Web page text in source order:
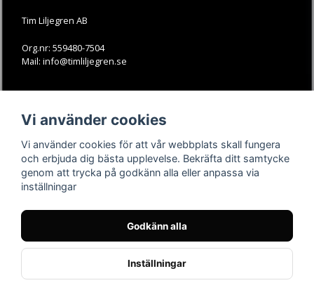
Tim Liljegren AB
Org.nr: 559480-7504
Mail: info@timliljegren.se
Köpvillkor
Kontakt
Youtube-videos
Instagram
Youtube
TikTok
Vi använder cookies
Vi använder cookies för att vår webbplats skall fungera
och erbjuda dig bästa upplevelse. Bekräfta ditt samtycke
genom att trycka på godkänn alla eller anpassa via
inställningar
Godkänn alla
Inställningar